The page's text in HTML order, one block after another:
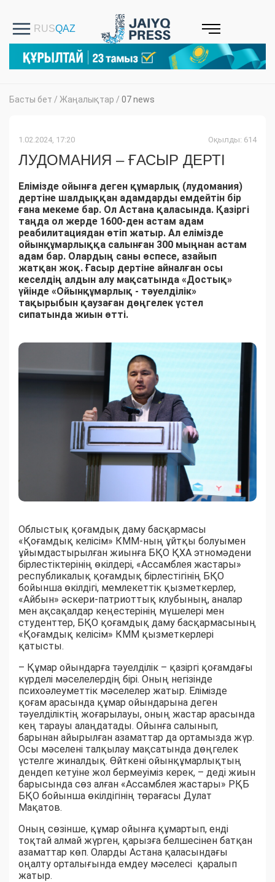
Басты бет / Жаңалықтар / 07 news
1.02.2024, 17:20 Оқылды: 614
ЛУДОМАНИЯ – ҒАСЫР ДЕРТІ
Елімізде ойынға деген құмарлық (лудомания)
дертіне шалдыққан адамдарды емдейтін бір
ғана мекеме бар. Ол Астана қаласында. Қазіргі
таңда ол жерде 1600-ден астам адам
реабилитациядан өтіп жатыр. Ал елімізде
ойынқұмарлыққа салынған 300 мыңнан астам
адам бар. Олардың саны өспесе, азайып
жатқан жоқ. Ғасыр дертіне айналған осы
кеселдің алдын алу мақсатында «Достық»
үйінде «Ойынқұмарлық - тәуелділік»
тақырыбын қаузаған дөңгелек үстел
сипатында жиын өтті.
Облыстық қоғамдық даму басқармасы
«Қоғамдық келісім» КММ-ның ұйтқы болуымен
ұйымдастырылған жиынға БҚО ҚХА этномәдени
бірлестіктерінің өкілдері, «Ассамблея жастары»
республикалық қоғамдық бірлестігінің БҚО
бойынша өкілдігі, мемлекеттік қызметкерлер,
«Айбын» әскери-патриоттық клубының, аналар
мен ақсақалдар кеңестерінің мүшелері мен
студенттер, БҚО қоғамдық даму басқармасының
«Қоғамдық келісім» КММ қызметкерлері
қатысты.
– Құмар ойындарға тәуелділік – қазіргі қоғамдағы
күрделі мәселелердің бірі. Оның негізінде
психоәлеуметтік мәселелер жатыр. Елімізде
қоғам арасында құмар ойындарына деген
тәуелділіктің жоғарылауы, оның жастар арасында
кең тарауы алаңдатады. Ойынға салынып,
барынан айырылған азаматтар да ортамызда жүр.
Осы мәселені талқылау мақсатында дөңгелек
үстелге жиналдық. Өйткені ойынқұмарлықтың
дендеп кетуіне жол бермеуіміз керек, – деді жиын
барысында сөз алған «Ассамблея жастары» РҚБ
БҚО бойынша өкілдігінің төрағасы Дулат
Мақатов.
Оның сөзінше, құмар ойынға құмартып, енді
тоқтай алмай жүрген, қарызға белшесінен батқан
азаматтар көп. Оларды Астана қаласындағы
оңалту орталығында емдеу мәселесі қаралып
жатыр.